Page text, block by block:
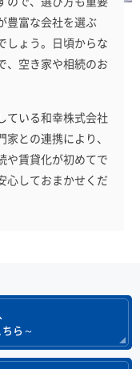
豊富な会社を選ぶ
しょう。日頃からな
、空き家や相続のお
ている和幸株式会社
との連携により、
や賃貸化が初めてで
心しておまかせくだ
ら～